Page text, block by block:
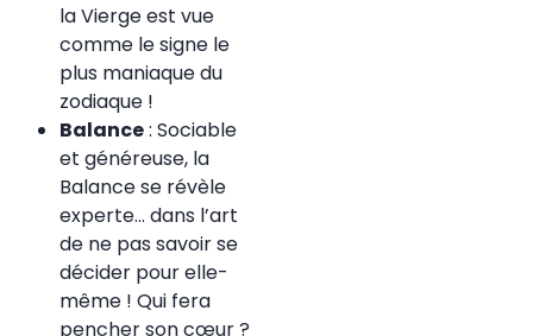
la Vierge est vue
comme le signe le
plus maniaque du
zodiaque !
Balance: Sociable
et généreuse, la
Balance se révèle
experte… dans l’art
de ne pas savoir se
décider pour elle-
même ! Qui fera
pencher son cœur ?